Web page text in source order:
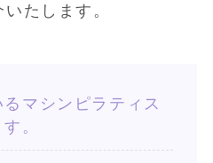
たします。
マシンピラティス
。